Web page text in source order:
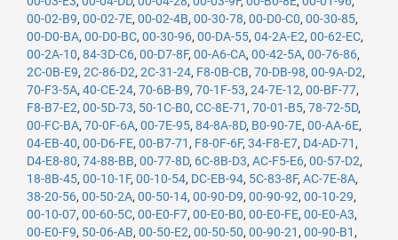
00-02-B9, 00-02-7E, 00-02-4B, 00-30-78, 00-D0-C0, 00-30-85,
00-D0-BA, 00-D0-BC, 00-30-96, 00-DA-55, 04-2A-E2, 00-62-EC,
00-2A-10, 84-3D-C6, 00-D7-8F, 00-A6-CA, 00-42-5A, 00-76-86,
2C-0B-E9, 2C-86-D2, 2C-31-24, F8-0B-CB, 70-DB-98, 00-9A-D2,
70-F3-5A, 40-CE-24, 70-6B-B9, 70-1F-53, 24-7E-12, 00-BF-77,
F8-B7-E2, 00-5D-73, 50-1C-B0, CC-8E-71 , 70-01-B5, 78-72-5D,
00-FC-BA, 70-0F-6A, 00-7E-95, 84-8A-8D, B0-90-7E, 00-AA-6E,
04-EB-40, 00-D6-FE, 00-B7-71 , F8-0F-6F, 34-F8-E7, D4-AD-71 ,
D4-E8-80, 74-88-BB, 00-77-8D, 6C-8B-D3, AC-F5-E6, 00-57-D2,
18-8B-45, 00-10-1F, 00-10-54, DC-EB-94, 5C-83-8F, AC-7E-8A,
38-20-56, 00-50-2A, 00-50-14, 00-90-D9, 00-90-92, 00-10-29,
00-10-07, 00-60-5C, 00-E0-F7, 00-E0-B0, 00-E0-FE, 00-E0-A3,
00-E0-F9, 50-06-AB, 00-50-E2, 00-50-50, 00-90-21 , 00-90-B1 ,